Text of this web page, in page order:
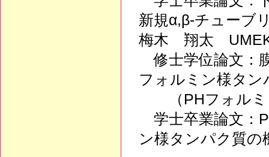
新規α,β-チューブ
梅木 翔太
修士学位論文：
フォルミン様タン
（PHフォルミ
学士卒業論文：
ン様タンパク質の